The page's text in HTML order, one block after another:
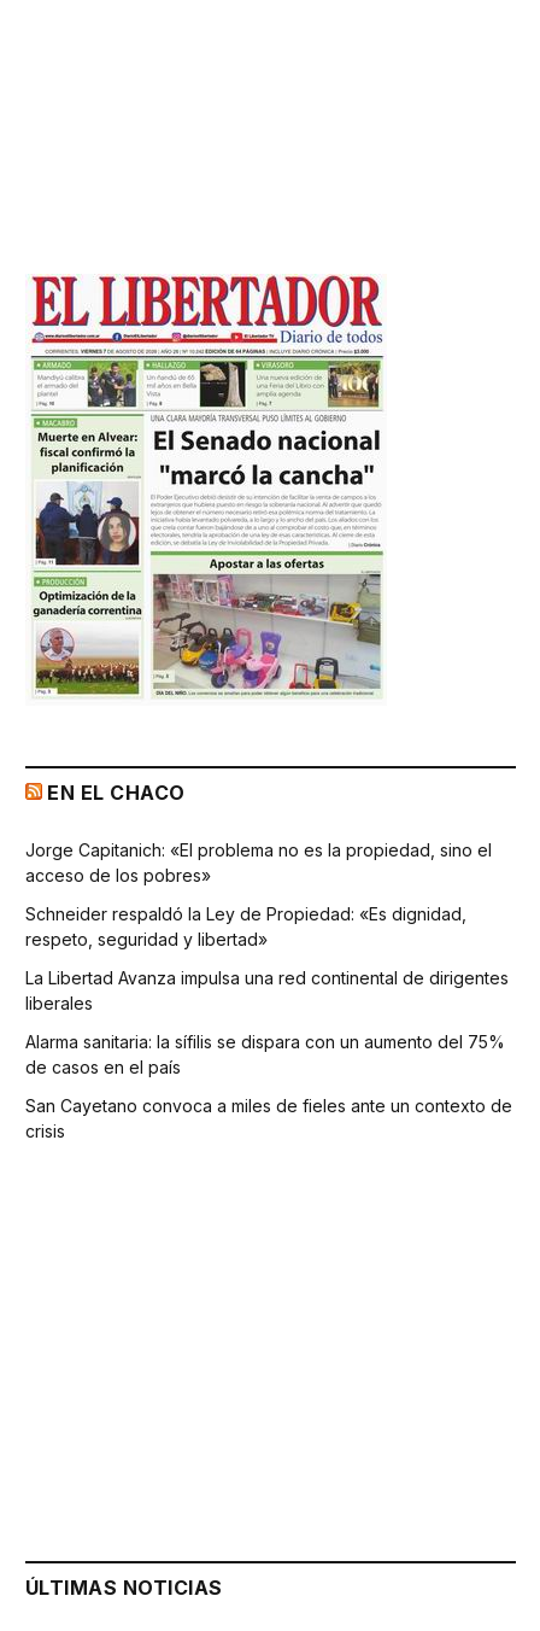
EN EL CHACO
Jorge Capitanich: «El problema no es la propiedad, sino el
acceso de los pobres»
Schneider respaldó la Ley de Propiedad: «Es dignidad,
respeto, seguridad y libertad»
La Libertad Avanza impulsa una red continental de dirigentes
liberales
Alarma sanitaria: la sífilis se dispara con un aumento del 75%
de casos en el país
San Cayetano convoca a miles de fieles ante un contexto de
crisis
ÚLTIMAS NOTICIAS